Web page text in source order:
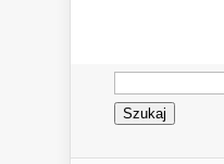
Szukaj: